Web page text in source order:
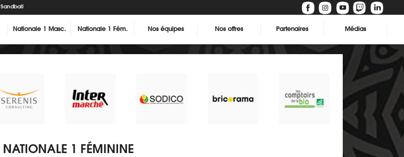
Sandball
Nationale 1 Masc. Nationale 1 Fém. Nos équipes Nos offres Partenaires Médias
NATIONALE 1 FÉMININE